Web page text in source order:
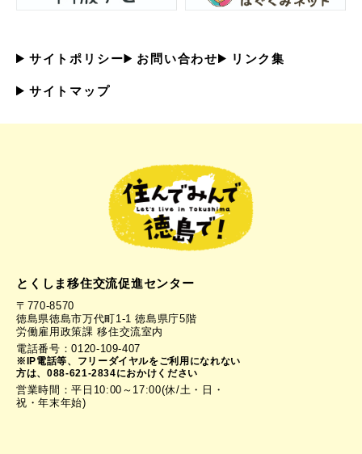
サイトポリシー お問い合わせ リンク集
サイトマップ
とくしま移住交流促進センター
〒770-8570
徳島県徳島市万代町1-1 徳島県庁5階
労働雇用政策課 移住交流室内
電話番号：0120-109-407
※IP電話等、フリーダイヤルをご利用になれない
方は、088-621-2834におかけください
営業時間：平日10:00～17:00(休/土・日・
祝・年末年始)